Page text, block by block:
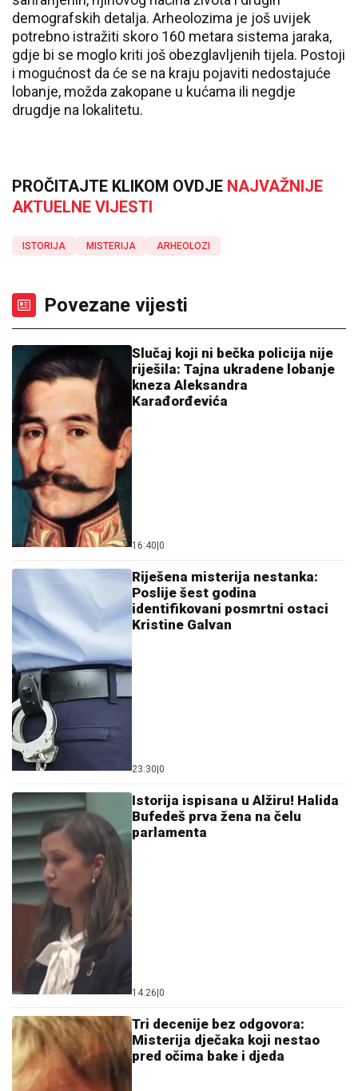
demografskih detalja. Arheolozima je još uvijek
potrebno istražiti skoro 160 metara sistema jaraka,
gdje bi se moglo kriti još obezglavljenih tijela. Postoji
i mogućnost da će se na kraju pojaviti nedostajuće
lobanje, možda zakopane u kućama ili negdje
drugdje na lokalitetu.
PROČITAJTE KLIKOM OVDJE NAJVAŽNIJE
AKTUELNE VIJESTI
ISTORIJA MISTERIJA ARHEOLOZI
Povezane vijesti
Slučaj koji ni bečka policija nije
riješila: Tajna ukradene lobanje
kneza Aleksandra
Karađorđevića
16:40 0
Riješena misterija nestanka:
Poslije šest godina
identifikovani posmrtni ostaci
Kristine Galvan
23:30 0
Istorija ispisana u Alžiru! Halida
Bufedeš prva žena na čelu
parlamenta
14:26 0
Tri decenije bez odgovora:
Misterija dječaka koji nestao
pred očima bake i djeda